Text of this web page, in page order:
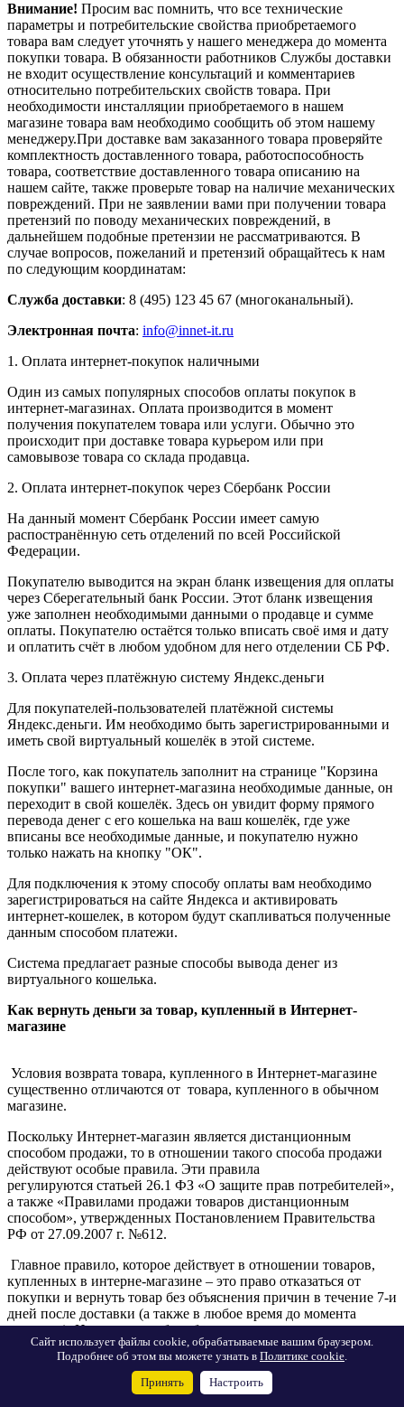
Внимание! Просим вас помнить, что все технические
параметры и потребительские свойства приобретаемого
товара вам следует уточнять у нашего менеджера до момента
покупки товара. В обязанности работников Службы доставки
не входит осуществление консультаций и комментариев
относительно потребительских свойств товара. При
необходимости инсталляции приобретаемого в нашем
магазине товара вам необходимо сообщить об этом нашему
менеджеру.При доставке вам заказанного товара проверяйте
комплектность доставленного товара, работоспособность
товара, соответствие доставленного товара описанию на
нашем сайте, также проверьте товар на наличие механических
повреждений. При не заявлении вами при получении товара
претензий по поводу механических повреждений, в
дальнейшем подобные претензии не рассматриваются. В
случае вопросов, пожеланий и претензий обращайтесь к нам
по следующим координатам:
Служба доставки: 8 (495) 123 45 67 (многоканальный).
Электронная почта: info@innet-it.ru
1. Оплата интернет-покупок наличными
Один из самых популярных способов оплаты покупок в
интернет-магазинах. Оплата производится в момент
получения покупателем товара или услуги. Обычно это
происходит при доставке товара курьером или при
самовывозе товара со склада продавца.
2. Оплата интернет-покупок через Сбербанк России
На данный момент Сбербанк России имеет самую
распостранённую сеть отделений по всей Российской
Федерации.
Покупателю выводится на экран бланк извещения для оплаты
через Сберегательный банк России. Этот бланк извещения
уже заполнен необходимыми данными о продавце и сумме
оплаты. Покупателю остаётся только вписать своё имя и дату
и оплатить счёт в любом удобном для него отделении СБ РФ.
3. Оплата через платёжную систему Яндекс.деньги
Для покупателей-пользователей платёжной системы
Яндекс.деньги. Им необходимо быть зарегистрированными и
иметь свой виртуальный кошелёк в этой системе.
После того, как покупатель заполнит на странице "Корзина
покупки" вашего интернет-магазина необходимые данные, он
переходит в свой кошелёк. Здесь он увидит форму прямого
перевода денег с его кошелька на ваш кошелёк, где уже
вписаны все необходимые данные, и покупателю нужно
только нажать на кнопку "ОК".
Для подключения к этому способу оплаты вам необходимо
зарегистрироваться на сайте Яндекса и активировать
интернет-кошелек, в котором будут скапливаться полученные
данным способом платежи.
Система предлагает разные способы вывода денег из
виртуального кошелька.
Как вернуть деньги за товар, купленный в Интернет-
магазине
Условия возврата товара, купленного в Интернет-магазине
существенно отличаются от товара, купленного в обычном
магазине.
Поскольку Интернет-магазин является дистанционным
способом продажи, то в отношении такого способа продажи
действуют особые правила. Эти правила
регулируются статьей 26.1 ФЗ «О защите прав потребителей»,
а также «Правилами продажи товаров дистанционным
способом», утвержденных Постановлением Правительства
РФ от 27.09.2007 г. №612.
Главное правило, которое действует в отношении товаров,
купленных в интерне-магазине – это право отказаться от
покупки и вернуть товар без объяснения причин в течение 7-и
дней после доставки (а также в любое время до момента
доставки). Именно так – без объяснения причин, т.е. не надо
давать объяснения по поводу расцветки, фасона и т.п., как с
товаром из обычного магазина.
В момент доставки, вместе с товаром покупателю должна
Сайт использует файлы cookie, обрабатываемые вашим браузером.
Подробнее об этом вы можете узнать в Политике cookie.
Принять Настроить